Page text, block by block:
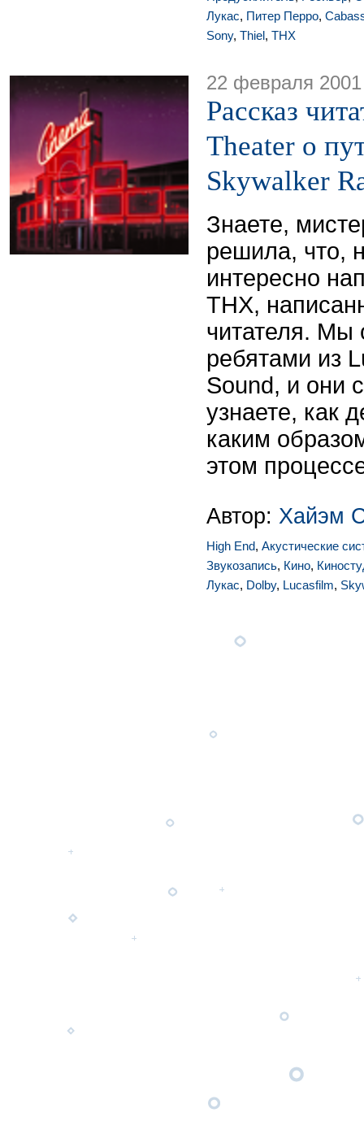
Лукас, Питер Перро,
Sony, Thiel, THX
22 февраля 2001
Рассказ
Theater о
Skywalker
Знаете,
решила, что,
интересно
THX,
читателя. Мы
ребятами из
Sound, и они
узнаете, как
каким
этом
Автор: Хайэм
High End, Акустические
Звукозапись, Кино,
Лукас, Dolby, Lucasfilm,